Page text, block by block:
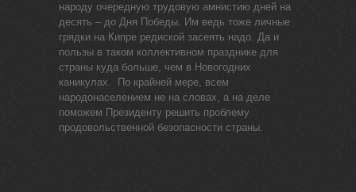
народу очередную трудовую амнистию дней на
десять – до Дня Победы. Им ведь тоже личные
грядки на Кипре редиской засеять надо. Да и
пользы в таком коллективном празднике для
страны куда больше, чем в Новогодних
каникулах. По крайней мере, всем
народонаселением не на словах, а на деле
поможем Президенту решить проблему
продовольственной безопасности страны.